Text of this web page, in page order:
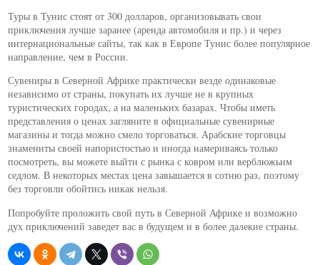
Туры в Тунис стоят от 300 долларов, организовывать свои
приключения лучше заранее (аренда автомобиля и пр.) и через
интернациональные сайты, так как в Европе Тунис более популярное
направление, чем в России.
Сувениры в Северной Африке практически везде одинаковые
независимо от страны, покупать их лучше не в крупных
туристических городах, а на маленьких базарах. Чтобы иметь
представления о ценах загляните в официальные сувенирные
магазины и тогда можно смело торговаться. Арабские торговцы
знамениты своей напористостью и иногда намериваясь только
посмотреть, вы можете выйти с рынка с ковром или верблюжьим
седлом. В некоторых местах цена завышается в сотню раз, поэтому
без торговли обойтись никак нельзя.
Попробуйте проложить свой путь в Северной Африке и возможно
дух приключений заведет вас в будущем и в более далекие страны.